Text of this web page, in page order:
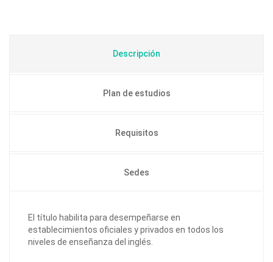
Descripción
Plan de estudios
Requisitos
Sedes
El título habilita para desempeñarse en
establecimientos oficiales y privados en todos los
niveles de enseñanza del inglés.